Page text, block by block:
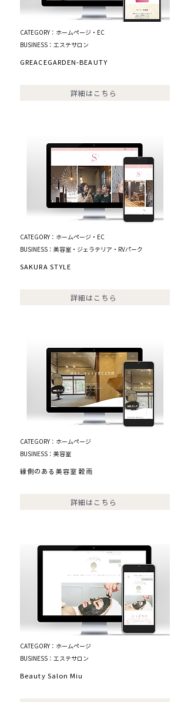
CATEGORY：ホームページ・EC
BUSINESS：エステサロン
GREACEGARDEN-BEAUTY
詳細はこちら
CATEGORY：ホームページ・EC
BUSINESS：美容室・ジェラテリア・RVパーク
SAKURA STYLE
詳細はこちら
CATEGORY：ホームページ
BUSINESS：美容室
縁側のある美容室 穀雨
詳細はこちら
CATEGORY：ホームページ
BUSINESS：エステサロン
Beauty Salon Miu